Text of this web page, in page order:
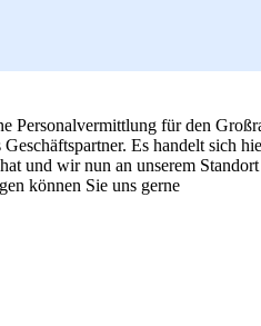
Personalvermittlung für den
Es handelt sich
und wir nun an unserem
können Sie uns gerne